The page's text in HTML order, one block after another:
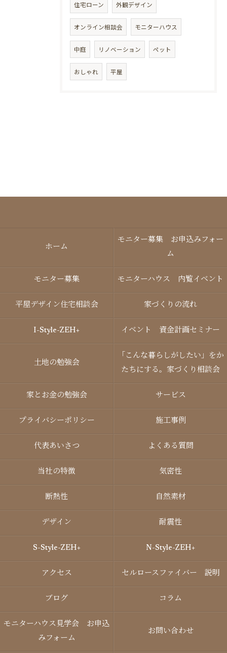
住宅ローン 外観デザイン
オンライン相談会 モニターハウス
中庭 リノベーション ペット
おしゃれ 平屋
ホーム
モニター募集 お申込みフォー
ム
モニター募集 モニターハウス 内覧イベント
平屋デザイン住宅相談会 家づくりの流れ
I-Style-ZEH+ イベント 資金計画セミナー
土地の勉強会
「こんな暮らしがしたい」をか
たちにする。家づくり相談会
家とお金の勉強会 サービス
プライバシーポリシー 施工事例
代表あいさつ よくある質問
当社の特徴 気密性
断熱性 自然素材
デザイン 耐震性
S-Style-ZEH+ N-Style-ZEH+
アクセス セルロースファイバー 説明
ブログ コラム
モニターハウス見学会 お申込
みフォーム
お問い合わせ